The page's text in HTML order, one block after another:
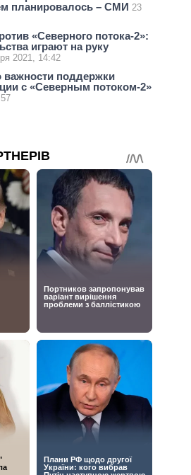
планировалось – СМИ 23
«Северного потока-2»:
играют на руку
2021, 14:42
важности поддержки
с «Северным потоком-2»